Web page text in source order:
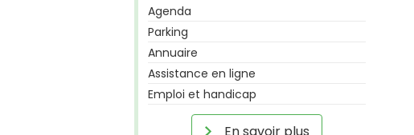
Agenda
Parking
Annuaire
Assistance en ligne
Emploi et handicap